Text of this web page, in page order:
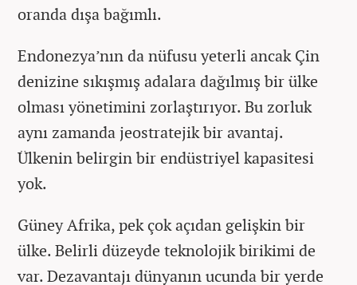
oranda dışa bağımlı.
Endonezya’nın da nüfusu yeterli ancak Çin
denizine sıkışmış adalara dağılmış bir ülke
olması yönetimini zorlaştırıyor. Bu zorluk
aynı zamanda jeostratejik bir avantaj.
Ülkenin belirgin bir endüstriyel kapasitesi
yok.
Güney Afrika, pek çok açıdan gelişkin bir
ülke. Belirli düzeyde teknolojik birikimi de
var. Dezavantajı dünyanın ucunda bir yerde